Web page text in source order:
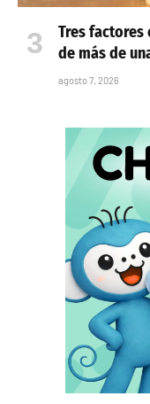
Tres factores
de más de
agosto 7, 2026